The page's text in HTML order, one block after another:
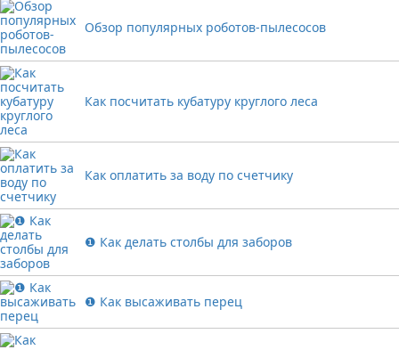
Обзор популярных роботов-пылесосов
Как посчитать кубатуру круглого леса
Как оплатить за воду по счетчику
❶ Как делать столбы для заборов
❶ Как высаживать перец